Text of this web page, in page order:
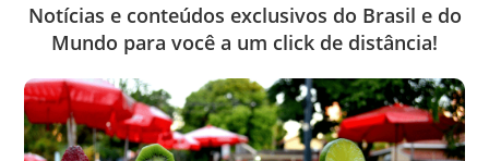
Notícias e conteúdos exclusivos do Brasil e do
Mundo para você a um click de distância!